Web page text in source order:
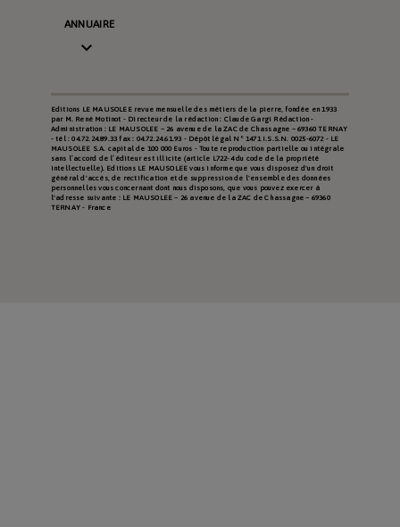
ANNUAIRE

Editions LE MAUSOLEE revue mensuelle des métiers de la pierre, fondée en 1933
par M. René Motinot - Directeur de la rédaction : Claude Gargi Rédaction -
Administration : LE MAUSOLEE – 26 avenue de la ZAC de Chassagne – 69360 TERNAY
- tél : 04.72.24.89.33 fax : 04.72.24.61.93 - Dépôt légal N° 1471 I.S.S.N. 0025-6072 - LE
MAUSOLEE S.A. capital de 100 000 Euros - Toute reproduction partielle ou intégrale
sans l’accord de l’éditeur est illicite (article L722-4 du code de la propriété
intellectuelle). Editions LE MAUSOLEE vous informe que vous disposez d'un droit
général d'accès, de rectification et de suppression de l'ensemble des données
personnelles vous concernant dont nous disposons, que vous pouvez exercer à
l'adresse suivante : LE MAUSOLEE – 26 avenue de la ZAC de Chassagne – 69360
TERNAY - France